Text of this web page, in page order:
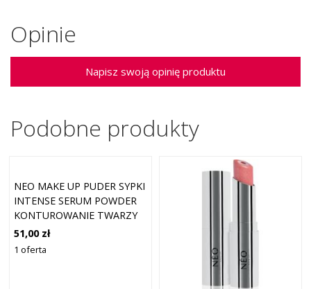
Opinie
Napisz swoją opinię produktu
Podobne produkty
NEO MAKE UP PUDER SYPKI
INTENSE SERUM POWDER
KONTUROWANIE TWARZY
10 G 10 - TRANSPARENT
51,00 zł
1 oferta